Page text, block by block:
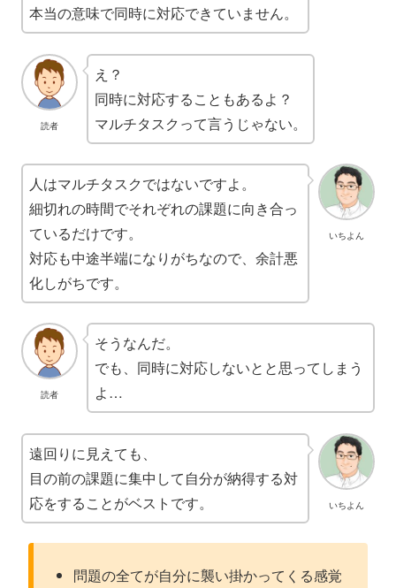
本当の意味で同時に対応できていません。
読者
え？
同時に対応することもあるよ？
マルチタスクって言うじゃない。
いちよん
人はマルチタスクではないですよ。
細切れの時間でそれぞれの課題に向き合っ
ているだけです。
対応も中途半端になりがちなので、余計悪
化しがちです。
読者
そうなんだ。
でも、同時に対応しないとと思ってしまう
よ…
いちよん
遠回りに見えても、
目の前の課題に集中して自分が納得する対
応をすることがベストです。
問題の全てが自分に襲い掛かってくる感覚